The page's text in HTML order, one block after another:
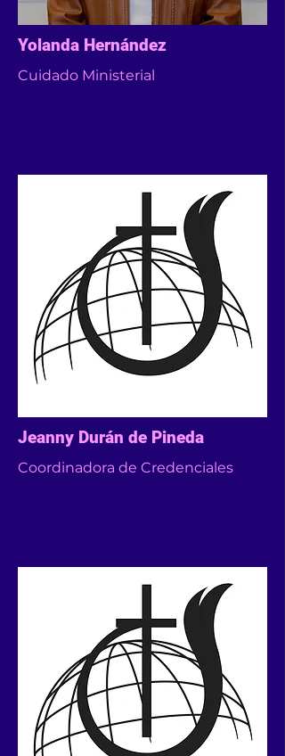
Yolanda Hernández
Cuidado Ministerial
Jeanny Durán de Pineda
Coordinadora de Credenciales